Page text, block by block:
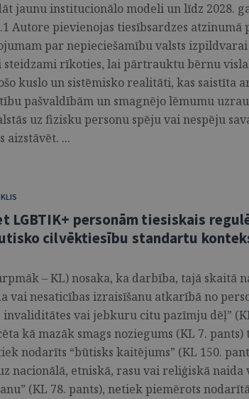
jaunu institucionālo modeli un līdz 2028.
Autore pievienojas tiesībsardzes atzinumā
par nepieciešamību valsts
rīkoties, lai pārtrauktu bērnu
kuslo un sistēmisko realitāti, kas saistīta
pašvaldībām un smagnējo lēmumu
uz fizisku personu spēju vai nespēju
aizstāvēt. ...
LGBTIK+ personām tiesiskais
cilvēktiesību standartu
– KL) nosaka, ka darbība, tajā skaitā
vai nesaticības izraisīšanu atkarībā no
invaliditātes vai jebkuru citu pazīmju dēļ”
kā mazāk smags noziegums (KL 7. pants)
nodarīts “būtisks kaitējums” (KL 150.
nacionālā, etniskā, rasu vai reliģiskā naida
(KL 78. pants), netiek piemērots